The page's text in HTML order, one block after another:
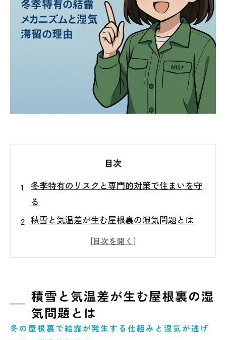
目次
冬季特有のリスクと専門的対策で住まいを守
る
積雪と気温差が生む屋根裏の湿気問題とは
屋根裏でカビが発生しやすい条件とその危険
性
性
一般的な屋根裏カビ対策の限界と再発リスク
MIST工法Ⓡによる屋根裏カビの根本的対策と
積雪と気温差が生む屋根裏の湿
気問題とは
冬の屋根裏で結露が発生する仕組みと湿気が逃げ